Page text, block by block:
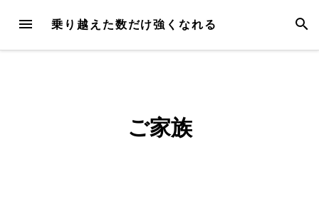
content
MENU 乗り越えた数だけ強くなれる
ご家族